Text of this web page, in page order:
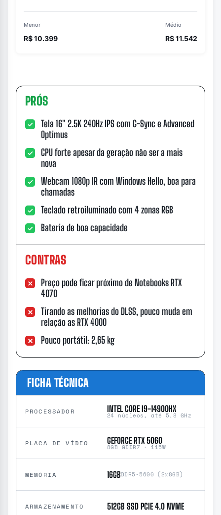
Menor
R$ 10.399
Médio
R$ 11.542
PRÓS
Tela 16″ 2.5K 240Hz IPS com G-Sync e Advanced
Optimus
CPU forte apesar da geração não ser a mais
nova
Webcam 1080p IR com Windows Hello, boa para
chamadas
Teclado retroiluminado com 4 zonas RGB
Bateria de boa capacidade
CONTRAS
Preço pode ficar próximo de Notebooks RTX
4070
Tirando as melhorias do DLSS, pouco muda em
relação as RTX 4000
Pouco portátil: 2,65 kg
FICHA TÉCNICA
PROCESSADOR INTEL CORE I9-14900HX
24 núcleos, até 5,8 GHz
PLACA DE VÍDEO GEFORCE RTX 5060
8GB GDDR7 · 115W
MEMÓRIA 16GBDDR5-5600 (2x8GB)
ARMAZENAMENTO 512GB SSD PCIE 4.0 NVME